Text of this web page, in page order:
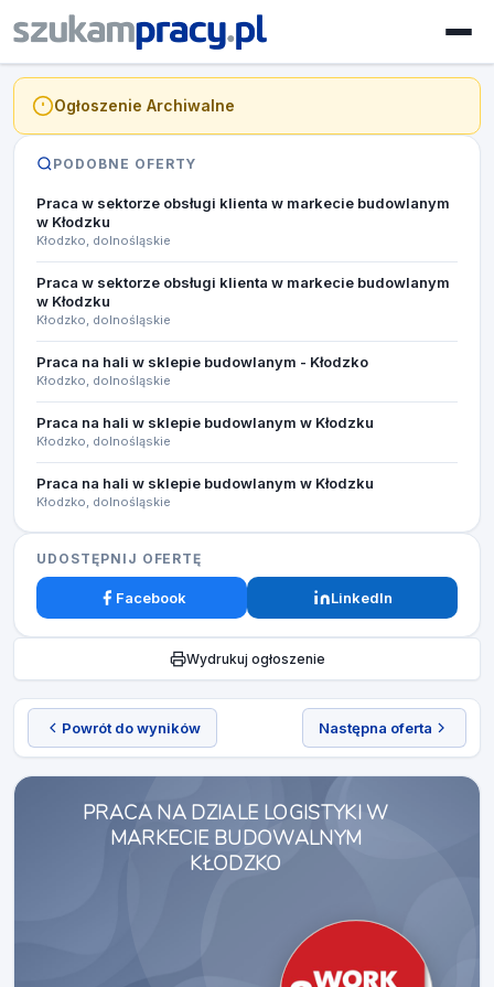
Powrót do wyników Następna oferta
PRACA NA DZIALE LOGISTYKI W
MARKECIE BUDOWALNYM
KŁODZKO
Ogłoszenie Archiwalne
PODOBNE OFERTY
Praca w sektorze obsługi klienta w markecie budowlanym
w Kłodzku
Kłodzko, dolnośląskie
Praca w sektorze obsługi klienta w markecie budowlanym
w Kłodzku
Kłodzko, dolnośląskie
Praca na hali w sklepie budowlanym - Kłodzko
Kłodzko, dolnośląskie
Praca na hali w sklepie budowlanym w Kłodzku
Kłodzko, dolnośląskie
Praca na hali w sklepie budowlanym w Kłodzku
Kłodzko, dolnośląskie
UDOSTĘPNIJ OFERTĘ
Facebook LinkedIn
Wydrukuj ogłoszenie